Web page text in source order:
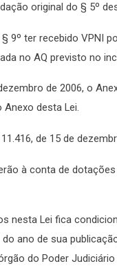
original do § 5º
9º ter recebido VPNI
no AQ previsto no
de 2006, o
desta Lei.
de 15 de
à conta de
nesta Lei fica
ano de sua
do Poder